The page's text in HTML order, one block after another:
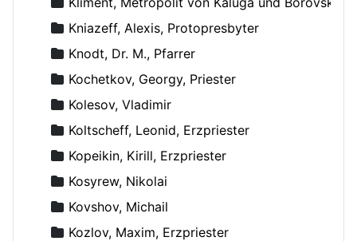
Kniazeff, Alexis, Protopresbyter
Knodt, Dr. M., Pfarrer
Kochetkov, Georgy, Priester
Kolesov, Vladimir
Koltscheff, Leonid, Erzpriester
Kopeikin, Kirill, Erzpriester
Kosyrew, Nikolai
Kovshov, Michail
Kozlov, Maxim, Erzpriester